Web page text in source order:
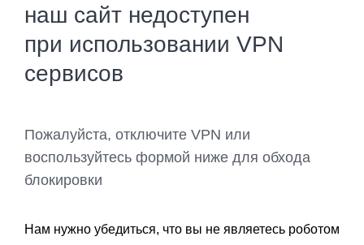
наш сайт недоступен
при использовании VPN
сервисов
Пожалуйста, отключите VPN или
воспользуйтесь формой ниже для обхода
блокировки
Нам нужно убедиться, что вы не являетесь роботом